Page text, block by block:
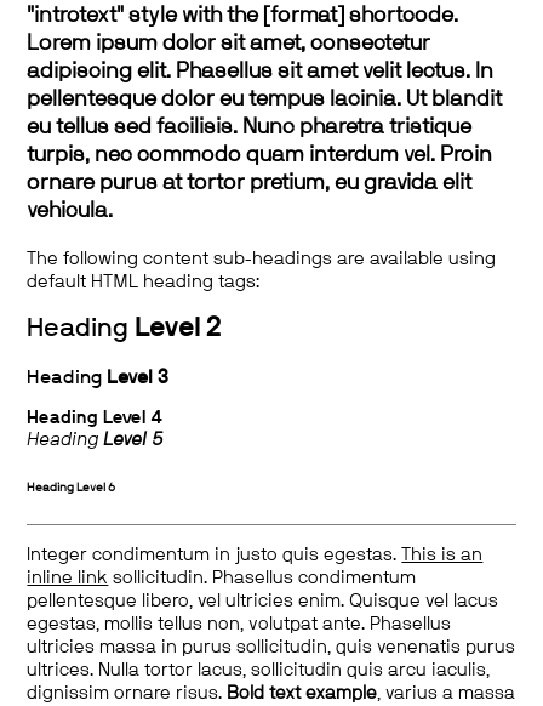
"introtext" style with the [format] shortcode.
Lorem ipsum dolor sit amet, consectetur
adipiscing elit. Phasellus sit amet velit lectus. In
pellentesque dolor eu tempus lacinia. Ut blandit
eu tellus sed facilisis. Nunc pharetra tristique
turpis, nec commodo quam interdum vel. Proin
ornare purus at tortor pretium, eu gravida elit
vehicula.
The following content sub-headings are available using
default HTML heading tags:
Heading Level 2
Heading Level 3
Heading Level 4
HeadingLevel 5
Heading Level 6
Integer condimentum in justo quis egestas.
This is an
inline link sollicitudin. Phasellus condimentum
pellentesque libero, vel ultricies enim. Quisque vel lacus
egestas, mollis tellus non, volutpat ante. Phasellus
ultricies massa in purus sollicitudin, quis venenatis purus
ultrices. Nulla tortor lacus, sollicitudin quis arcu iaculis,
dignissim ornare risus. Bold text example, varius a massa